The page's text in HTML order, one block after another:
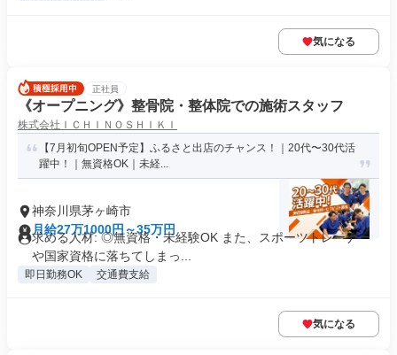
気になる
正社員
《オープニング》整骨院・整体院での施術スタッフ
株式会社ＩＣＨＩＮＯＳＨＩＫＩ
【7月初旬OPEN予定】ふるさと出店のチャンス！｜20代〜30代活
躍中！｜無資格OK｜未経...
神奈川県茅ヶ崎市
月給27万1000円～35万円
求める人材: ◎無資格・未経験OK また、スポーツトレーナー
や国家資格に落ちてしまっ...
即日勤務OK 交通費支給
気になる